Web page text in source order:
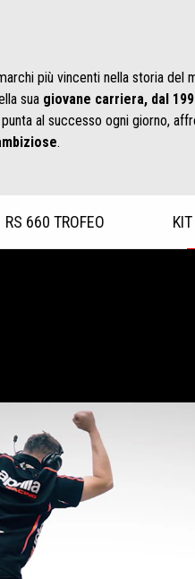
più vincenti nella storia del
sua giovane carriera, dal
al successo ogni giorno,
.
RS 660 TROFEO